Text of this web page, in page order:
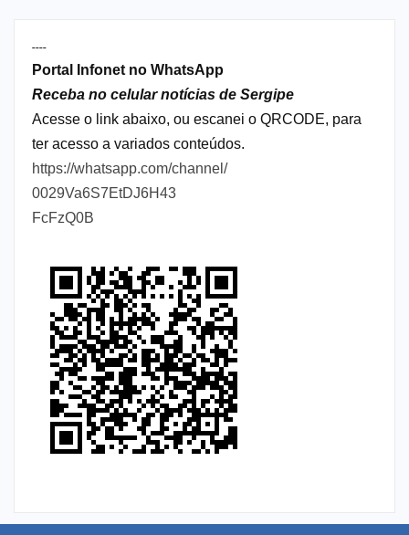
----
Portal Infonet no WhatsApp
Receba no celular notícias de Sergipe
Acesse o link abaixo, ou escanei o QRCODE, para
ter acesso a variados conteúdos.
https://whatsapp.com/channel/
0029Va6S7EtDJ6H43
FcFzQ0B